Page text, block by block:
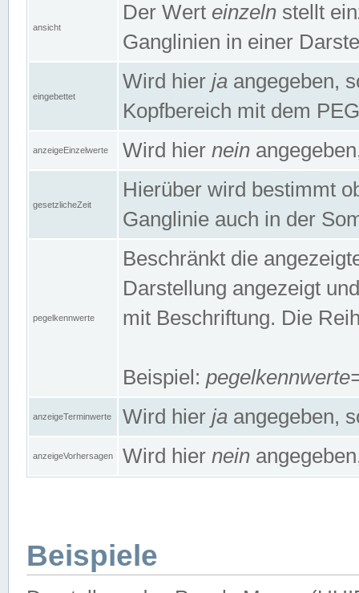
ansicht
Der Wert einzeln stellt
Ganglinien in einer
eingebettet
Wird hier ja angegeben,
Kopfbereich mit dem
anzeigeEinzelwerte Wird hier nein
gesetzlicheZeit
Hierüber wird bestimmt
Ganglinie auch in der
pegelkennwerte
Beschränkt die
Darstellung angezeigt
mit Beschriftung. Die
Beispiel:
anzeigeTerminwerte Wird hier ja angegeben,
anzeigeVorhersagen Wird hier nein
Beispiele